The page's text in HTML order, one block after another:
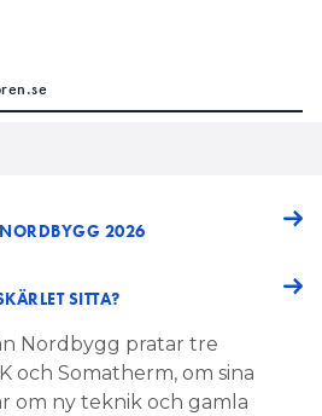
2026
SITTA?
Nordbygg pratar tre
och Somatherm, om sina
om ny teknik och gamla